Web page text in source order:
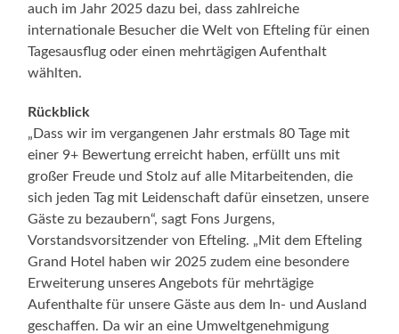
auch im Jahr 2025 dazu bei, dass zahlreiche
internationale Besucher die Welt von Efteling für einen
Tagesausflug oder einen mehrtägigen Aufenthalt
wählten.
Rückblick
„Dass wir im vergangenen Jahr erstmals 80 Tage mit
einer 9+ Bewertung erreicht haben, erfüllt uns mit
großer Freude und Stolz auf alle Mitarbeitenden, die
sich jeden Tag mit Leidenschaft dafür einsetzen, unsere
Gäste zu bezaubern“, sagt Fons Jurgens,
Vorstandsvorsitzender von Efteling. „Mit dem Efteling
Grand Hotel haben wir 2025 zudem eine besondere
Erweiterung unseres Angebots für mehrtägige
Aufenthalte für unsere Gäste aus dem In- und Ausland
geschaffen. Da wir an eine Umweltgenehmigung